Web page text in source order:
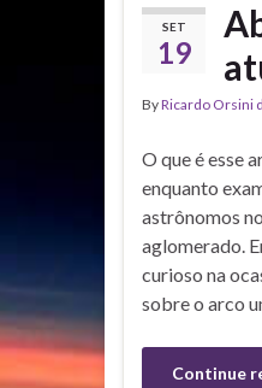
SET
19
ByRicardo Orsini
O que é esse
enquanto
astrônomos
aglomerado.
curioso na
sobre o arco
Continue